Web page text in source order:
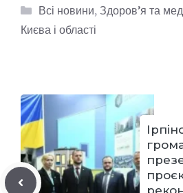
Категорії
Всі новини, Здоров’я та
Києва і області